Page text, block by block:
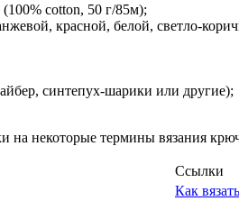
cotton, 50 г/85м);
красной, белой, светло-
синтепух-шарики или другие);
на некоторые термины вязания
Ссылки
Как